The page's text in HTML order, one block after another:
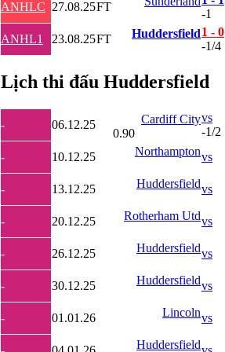
Lebanon
Malaysia
New Zealand
Singapore
Thái Lan
UAE
Việt Nam
Ấn độ
Argentina
Brazil
Bolivia
Chi Lê
Colombia
Paraguay
Uruguay
Venezuela
Mỹ
ANHLC 27.08.25FT
-1
ANHL1 23.08.25FT Huddersfield1 - 0
-1/4
Lịch thi đấu Huddersfield
- 06.12.25
Cardiff City
0.90
vs
-1/2
- 10.12.25 Northamptonvs
- 13.12.25 Huddersfieldvs
- 20.12.25 Rotherham Utdvs
- 26.12.25 Huddersfieldvs
- 30.12.25 Huddersfieldvs
- 01.01.26 Lincolnvs
Huddersfield